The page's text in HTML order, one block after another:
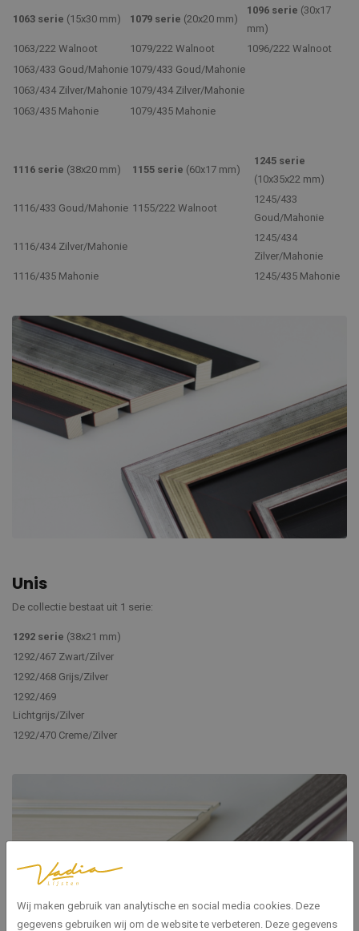
1063 serie (15x30 mm) 1079 serie (20x20 mm)
1096 serie (30x17
mm)
1063/222 Walnoot
1079/222 Walnoot
1096/222 Walnoot
1063/433 Goud/Mahonie 1079/433 Goud/Mahonie
1063/434 Zilver/Mahonie 1079/434 Zilver/Mahonie
1063/435 Mahonie
1079/435 Mahonie
1116 serie (38x20 mm) 1155 serie (60x17 mm)
1245 serie
(10x35x22 mm)
1116/433 Goud/Mahonie 1155/222 Walnoot
1245/433
Goud/Mahonie
1116/434 Zilver/Mahonie
1245/434
Zilver/Mahonie
1116/435 Mahonie
1245/435 Mahonie
Unis
De collectie bestaat uit 1 serie:
1292 serie (38x21 mm)
1292/467 Zwart/Zilver
1292/468 Grijs/Zilver
1292/469
Lichtgrijs/Zilver
1292/470 Creme/Zilver
Wij maken gebruik van analytische en social media cookies. Deze
gegevens gebruiken wij om de website te verbeteren. Deze gegevens